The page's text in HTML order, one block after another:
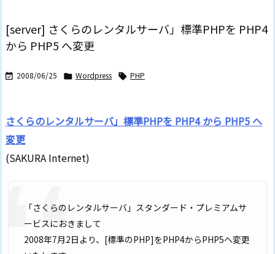
[server] さくらのレンタルサーバ」標準PHPを PHP4
から PHP5 へ変更
 2008/06/25  Wordpress  PHP
さくらのレンタルサーバ」標準PHPを PHP4 から PHP5 へ
変更
(SAKURA Internet)
「さくらのレンタルサーバ」スタンダード・プレミアムサ
ービスにおきまして
2008年7月2日より、[標準のPHP]をPHP4からPHP5へ変更